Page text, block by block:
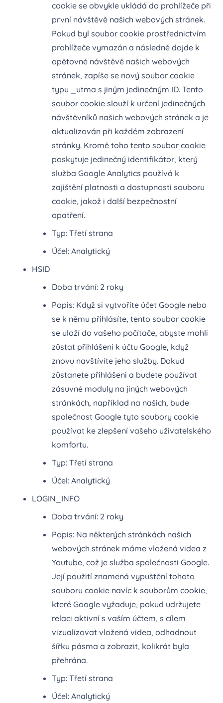
cookie se obvykle ukládá do prohlížeče při
první návštěvě našich webových stránek.
Pokud byl soubor cookie prostřednictvím
prohlížeče vymazán a následně dojde k
opětovné návštěvě našich webových
stránek, zapíše se nový soubor cookie
typu _utma s jiným jedinečným ID. Tento
soubor cookie slouží k určení jedinečných
návštěvníků našich webových stránek a je
aktualizován při každém zobrazení
stránky. Kromě toho tento soubor cookie
poskytuje jedinečný identifikátor, který
služba Google Analytics používá k
zajištění platnosti a dostupnosti souboru
cookie, jakož i další bezpečnostní
opatření.
Typ: Třetí strana
Účel: Analytický
HSID
Doba trvání: 2 roky
Popis: Když si vytvoříte účet Google nebo
se k němu přihlásíte, tento soubor cookie
se uloží do vašeho počítače, abyste mohli
zůstat přihlášeni k účtu Google, když
znovu navštívíte jeho služby. Dokud
zůstanete přihlášeni a budete používat
zásuvné moduly na jiných webových
stránkách, například na našich, bude
společnost Google tyto soubory cookie
používat ke zlepšení vašeho uživatelského
komfortu.
Typ: Třetí strana
Účel: Analytický
LOGIN_INFO
Doba trvání: 2 roky
Popis: Na některých stránkách našich
webových stránek máme vložená videa z
Youtube, což je služba společnosti Google.
Její použití znamená vypuštění tohoto
souboru cookie navíc k souborům cookie,
které Google vyžaduje, pokud udržujete
relaci aktivní s vaším účtem, s cílem
vizualizovat vložená videa, odhadnout
šířku pásma a zobrazit, kolikrát byla
přehrána.
Typ: Třetí strana
Účel: Analytický